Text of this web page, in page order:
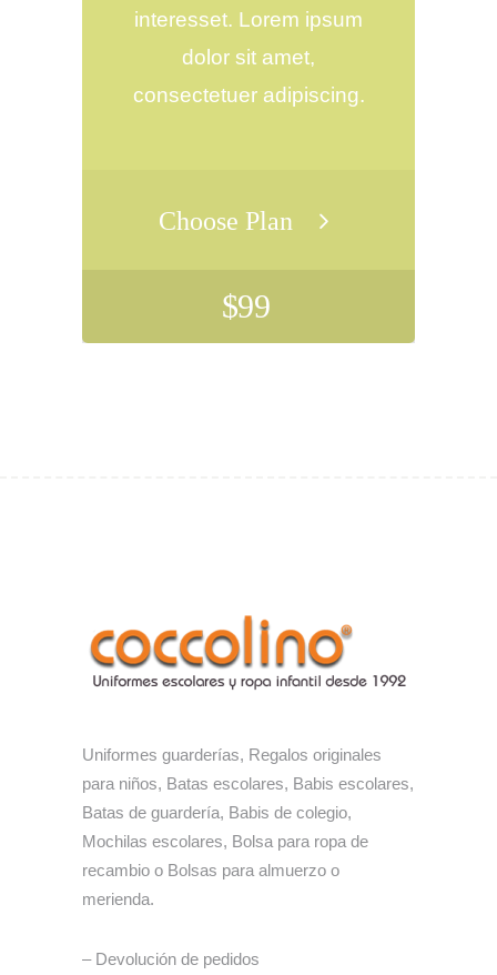
interesset. Lorem ipsum
dolor sit amet,
consectetuer adipiscing.
Choose Plan
$99
Uniformes guarderías, Regalos originales
para niños, Batas escolares, Babis escolares,
Batas de guardería, Babis de colegio,
Mochilas escolares, Bolsa para ropa de
recambio o Bolsas para almuerzo o
merienda.
– Devolución de pedidos